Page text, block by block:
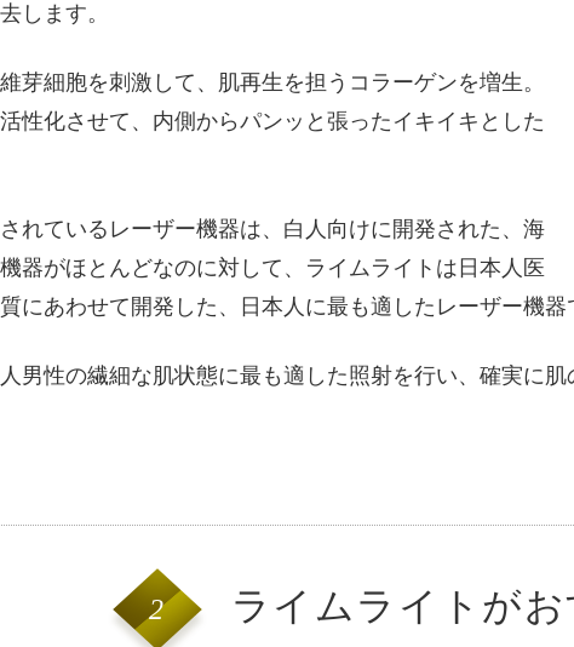
します。
芽細胞を刺激して、肌再生を担うコラーゲンを増生。
性化させて、内側からパンッと張ったイキイキとした
れているレーザー機器は、白人向けに開発された、海
器がほとんどなのに対して、ライムライトは日本人医
にあわせて開発した、日本人に最も適したレーザー機器
男性の繊細な肌状態に最も適した照射を行い、確実に
2 ライムライトが